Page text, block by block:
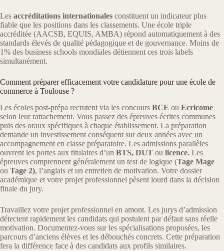
Les accréditations internationales constituent un indicateur plus
fiable que les positions dans les classements. Une école triple
accréditée (AACSB, EQUIS, AMBA) répond automatiquement à des
standards élevés de qualité pédagogique et de gouvernance. Moins de
1% des business schools mondiales détiennent ces trois labels
simultanément.
Comment préparer efficacement votre candidature pour une école de
commerce à Toulouse ?
Les écoles post-prépa recrutent via les concours BCE ou Ecricome
selon leur rattachement. Vous passez des épreuves écrites communes
puis des oraux spécifiques à chaque établissement. La préparation
demande un investissement conséquent sur deux années avec un
accompagnement en classe préparatoire. Les admissions parallèles
ouvrent les portes aux titulaires d’un BTS, DUT ou licence. Les
épreuves comprennent généralement un test de logique (Tage Mage
ou Tage 2), l’anglais et un entretien de motivation. Votre dossier
académique et votre projet professionnel pèsent lourd dans la décision
finale du jury.
Travaillez votre projet professionnel en amont. Les jurys d’admission
détectent rapidement les candidats qui postulent par défaut sans réelle
motivation. Documentez-vous sur les spécialisations proposées, les
parcours d’anciens élèves et les débouchés concrets. Cette préparation
fera la différence face à des candidats aux profils similaires.